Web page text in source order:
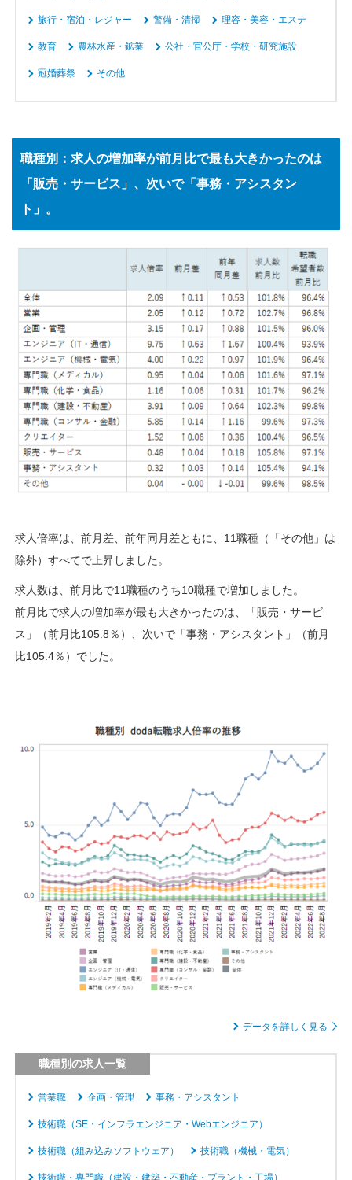
旅行・宿泊・レジャー 警備・清掃 理容・美容・エステ
教育 農林水産・鉱業 公社・官公庁・学校・研究施設
冠婚葬祭 その他
職種別：求人の増加率が前月比で最も大きかったのは
「販売・サービス」、次いで「事務・アシスタン
ト」。
求人倍率は、前月差、前年同月差ともに、11職種（「その他」は
除外）すべてで上昇しました。
求人数は、前月比で11職種のうち10職種で増加しました。
前月比で求人の増加率が最も大きかったのは、「販売・サービ
ス」（前月比105.8％）、次いで「事務・アシスタント」（前月
比105.4％）でした。
データを詳しく見る
職種別の求人一覧
営業職 企画・管理 事務・アシスタント
技術職（SE・インフラエンジニア・Webエンジニア）
技術職（組み込みソフトウェア） 技術職（機械・電気）
技術職・専門職（建設・建築・不動産・プラント・工場）